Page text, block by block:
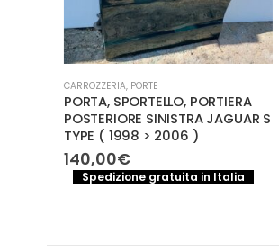
CARROZZERIA,PORTE
PORTA, SPORTELLO, PORTIERA
POSTERIORE SINISTRA JAGUAR S
TYPE ( 1998 > 2006 )
140,00€
Spedizione gratuita in Italia